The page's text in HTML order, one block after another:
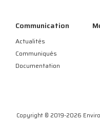
Communication
Actualités
Communiqués
Documentation
Copyright © 2019-2026